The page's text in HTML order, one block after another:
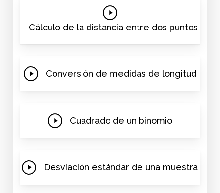
Play
Video
Cálculo de la distancia entre dos puntos
Play
Conversión de medidas de longitud
Play
Cuadrado de un binomio
Play
Desviación estándar de una muestra